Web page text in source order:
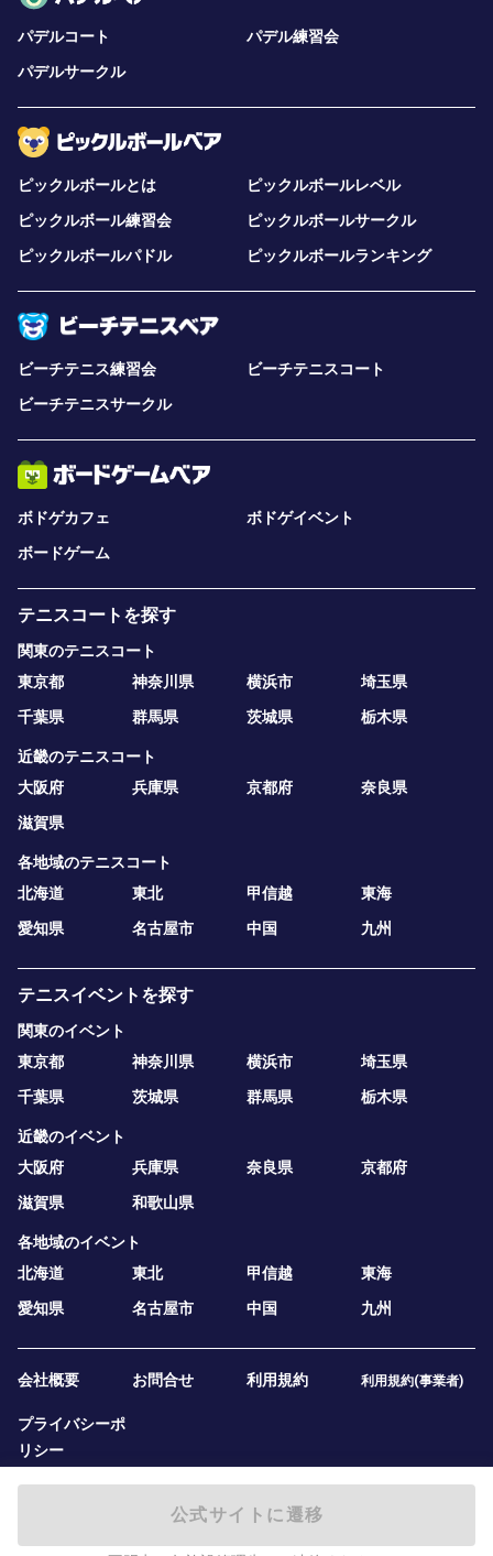
公式サイトに遷移
パデルコート
パデル練習会
パデルサークル
ピックルボールとは
ピックルボールレベル
ピックルボール練習会
ピックルボールサークル
ピックルボールパドル
ピックルボールランキング
ビーチテニス練習会
ビーチテニスコート
ビーチテニスサークル
ボドゲカフェ
ボドゲイベント
ボードゲーム
テニスコートを探す
関東のテニスコート
東京都
神奈川県 横浜市
埼玉県
千葉県
群馬県 茨城県 栃木県
近畿のテニスコート
大阪府
兵庫県 京都府
奈良県
滋賀県
各地域のテニスコート
北海道
東北 甲信越
東海
愛知県
名古屋市 中国 九州
テニスイベントを探す
関東のイベント
東京都
神奈川県 横浜市
埼玉県
千葉県
茨城県 群馬県 栃木県
近畿のイベント
大阪府
兵庫県 奈良県
京都府
滋賀県
和歌山県
各地域のイベント
北海道
東北 甲信越
東海
愛知県
名古屋市 中国 九州
会社概要 お問合せ 利用規約 利用規約(事業者)
プライバシーポ
リシー